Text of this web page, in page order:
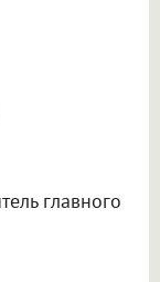
главного